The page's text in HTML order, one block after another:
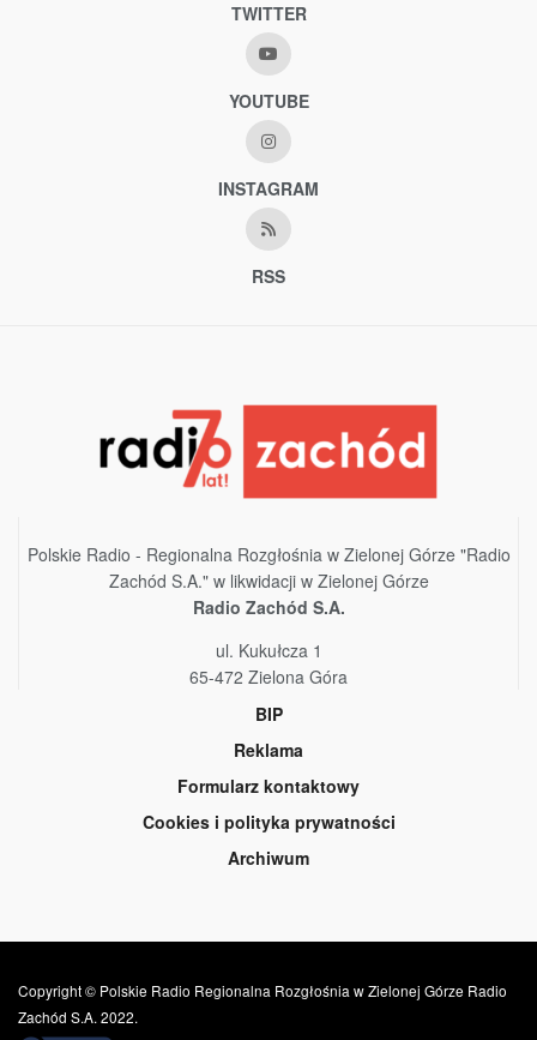
TWITTER
YOUTUBE
INSTAGRAM
RSS
Polskie Radio - Regionalna Rozgłośnia w Zielonej Górze "Radio
Zachód S.A." w likwidacji w Zielonej Górze
Radio Zachód S.A.
ul. Kukułcza 1
65-472 Zielona Góra
BIP
Reklama
Formularz kontaktowy
Cookies i polityka prywatności
Archiwum
Copyright © Polskie Radio Regionalna Rozgłośnia w Zielonej Górze Radio
Zachód S.A. 2022.